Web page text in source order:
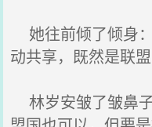
她往前倾了倾身
动共享，既然是联
林岁安皱了皱鼻